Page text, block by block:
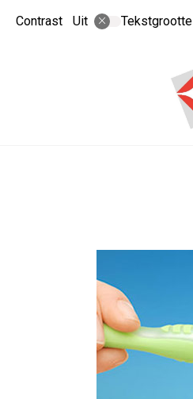
Contrast Uit Tekstgrootte